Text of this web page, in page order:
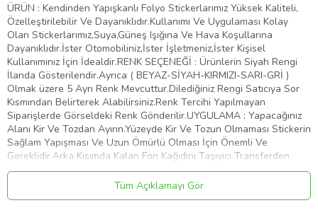
ÜRÜN : Kendinden Yapışkanlı Folyo Stickerlarımız Yüksek Kaliteli,
Özelleştirilebilir Ve Dayanıklıdır.Kullanımı Ve Uygulaması Kolay
Olan Stickerlarımız,Suya,Güneş Işığına Ve Hava Koşullarına
Dayanıklıdır.İster Otomobiliniz,İster İşletmeniz,İster Kişisel
Kullanımınız İçin İdealdir.RENK SEÇENEĞİ : Ürünlerin Siyah Rengi
İlanda Gösterilendir.Ayrıca ( BEYAZ-SİYAH-KIRMIZI-SARI-GRİ )
Olmak üzere 5 Ayrı Renk Mevcuttur.Dilediğiniz Rengi Satıcıya Sor
Kısmından Belirterek Alabilirsiniz.Renk Tercihi Yapılmayan
Siparişlerde Görseldeki Renk Gönderilir.UYGULAMA : Yapacağınız
Alanı Kir Ve Tozdan Ayırın.Yüzeyde Kir Ve Tozun Olmaması Stickerin
Sağlam Yapışması Ve Uzun Ömürlü Olması İçin Önemli Ve
Gereklidir.Arka Kısımda Kalan Fon Kağıdını Taşıyıcı Transferden
Dikkatlice Ayırın.Bu İşlemi Yaparken Stickerin Tüm Parçalarının
Taşıyıcıya Geçtiğinden Emin Olun.Taşıyıcı Transferi Belirlemiş
Olduğunuz Yüzeye Üstten Başlayarak Plastik Bir Kart İle Bastırıp
Tüm Açıklamayı Gör